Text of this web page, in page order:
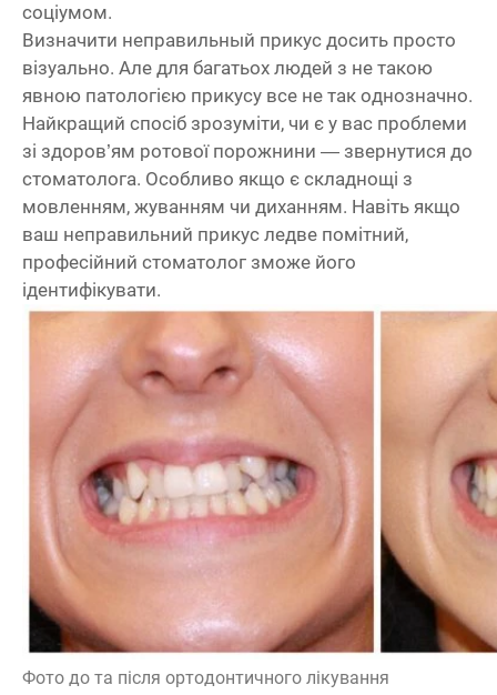
соціумом.
Визначити неправильный прикус досить просто
візуально. Але для багатьох людей з не такою
явною патологією прикусу все не так однозначно.
Найкращий спосіб зрозуміти, чи є у вас проблеми
зі здоров’ям ротової порожнини — звернутися до
стоматолога. Особливо якщо є складнощі з
мовленням, жуванням чи диханням. Навіть якщо
ваш неправильний прикус ледве помітний,
професійний стоматолог зможе його
ідентифікувати.
Фото до та після ортодонтичного лікування